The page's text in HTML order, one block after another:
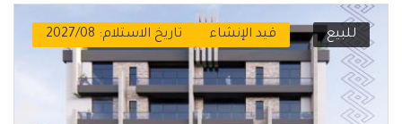
للبيع قيد الإنشاء تاريخ الاستلام: 2027/08